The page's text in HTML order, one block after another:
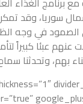
في شمال سوريا،
في وجه
عنهم عبئا
بهم، وتحدثنا